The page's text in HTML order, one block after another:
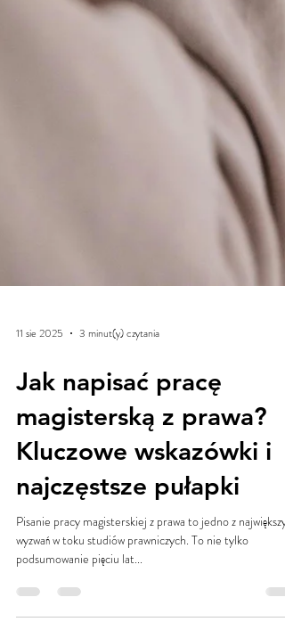
11 sie 2025 3 minut(y) czytania
Jak napisać pracę
magisterską z prawa?
Kluczowe wskazówki i
najczęstsze pułapki
Pisanie pracy magisterskiej z prawa to jedno z
wyzwań w toku studiów prawniczych. To nie tylko